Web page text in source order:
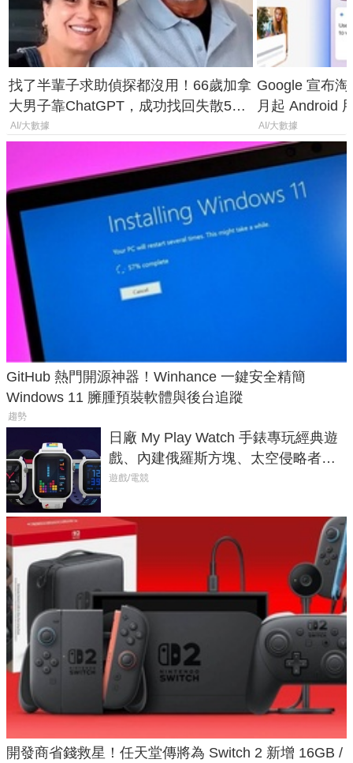
找了半輩子求助偵探都沒用！66歲加拿
大男子靠ChatGPT，成功找回失散50
年家人
AI/大數據
Google 宣布
月起 Android
AI/大數據
GitHub 熱門開源神器！Winhance 一鍵安全精簡
Windows 11 臃腫預裝軟體與後台追蹤
趨勢
日廠 My Play Watch 手錶專玩經典遊
戲、內建俄羅斯方塊、太空侵略者，
不過竟然不能連手機？
遊戲/電競
開發商省錢救星！任天堂傳將為 Switch 2 新增 16GB /